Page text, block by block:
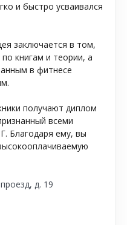
и быстро усваивался
заключается в том,
книгам и теории, а
в фитнесе
получают диплом
всеми
Благодаря ему, вы
д. 19